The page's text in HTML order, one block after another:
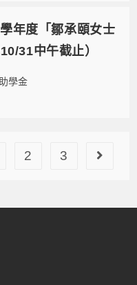
年度「鄒承頤女士
31中午截止）
學金
2 3